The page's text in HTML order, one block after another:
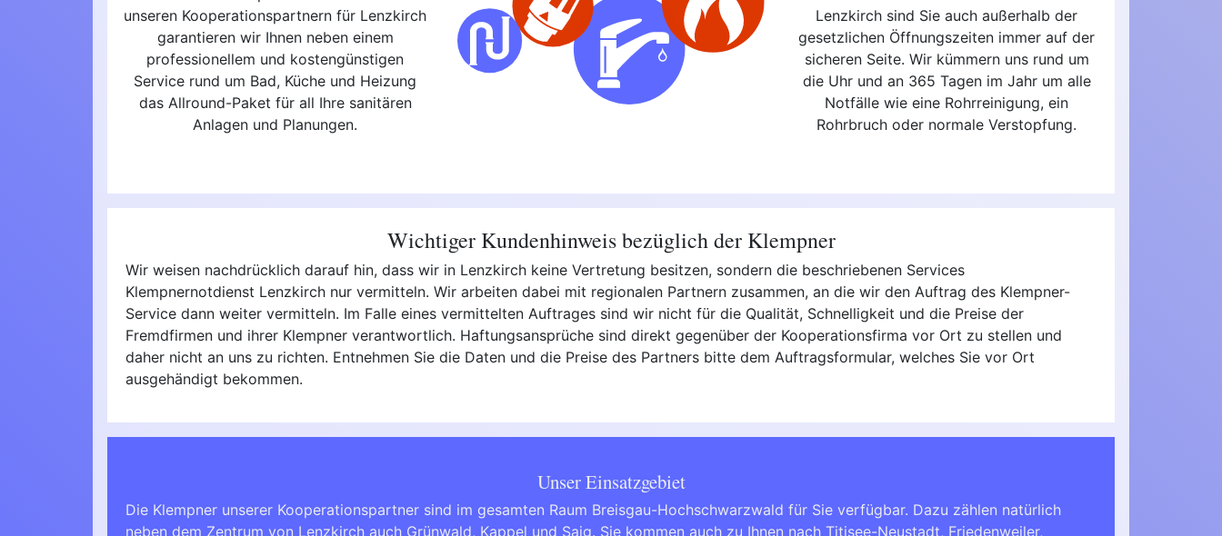
unseren Kooperationspartnern für Lenzkirch
garantieren wir Ihnen neben einem
professionellem und kostengünstigen
Service rund um Bad, Küche und Heizung
das Allround-Paket für all Ihre sanitären
Anlagen und Planungen.
Lenzkirch sind Sie auch außerhalb der
gesetzlichen Öffnungszeiten immer auf der
sicheren Seite. Wir kümmern uns rund um
die Uhr und an 365 Tagen im Jahr um alle
Notfälle wie eine Rohrreinigung, ein
Rohrbruch oder normale Verstopfung.
Wichtiger Kundenhinweis bezüglich der Klempner
Wir weisen nachdrücklich darauf hin, dass wir in Lenzkirch keine Vertretung besitzen, sondern die beschriebenen Services
Klempnernotdienst Lenzkirch nur vermitteln. Wir arbeiten dabei mit regionalen Partnern zusammen, an die wir den Auftrag des Klempner-
Service dann weiter vermitteln. Im Falle eines vermittelten Auftrages sind wir nicht für die Qualität, Schnelligkeit und die Preise der
Fremdfirmen und ihrer Klempner verantwortlich. Haftungsansprüche sind direkt gegenüber der Kooperationsfirma vor Ort zu stellen und
daher nicht an uns zu richten. Entnehmen Sie die Daten und die Preise des Partners bitte dem Auftragsformular, welches Sie vor Ort
ausgehändigt bekommen.
Unser Einsatzgebiet
Die Klempner unserer Kooperationspartner sind im gesamten Raum Breisgau-Hochschwarzwald für Sie verfügbar. Dazu zählen natürlich
neben dem Zentrum von Lenzkirch auch Grünwald, Kappel und Saig. Sie kommen auch zu Ihnen nach Titisee-Neustadt, Friedenweiler,